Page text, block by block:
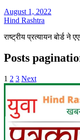
August 1, 2022
Hind Rashtra
राष्ट्रीय प्रत्यायन बोर्ड ने
Posts
1 2 3 Next